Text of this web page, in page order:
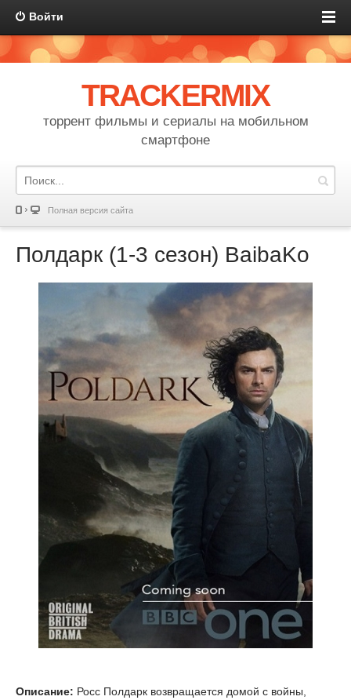
Войти
TRACKERMIX
торрент фильмы и сериалы на мобильном
смартфоне
Полная версия сайта
Полдарк (1-3 сезон) BaibaKo
Описание: Росс Полдарк возвращается домой с войны,